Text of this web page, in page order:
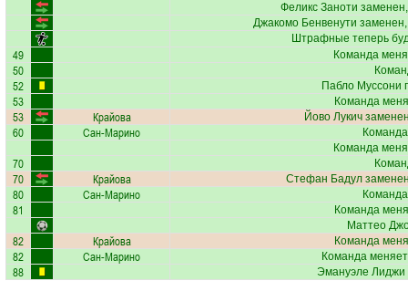
Феликс Заноти
Джакомо Бенвенути
Штрафные теперь
49 Команда
50
52 Пабло Муссони
53 Команда
53 Крайова Йово Лукич
60 Сан-Марино
Команда
70
70 Крайова Стефан Бадул
80 Сан-Марино
81
Команда
Маттео
82 Крайова Команда
82 Сан-Марино Команда
88 Эмануэле Лиджи